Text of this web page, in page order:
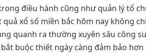
điều hành cũng như quản lý tổ
xổ số miền bắc hôm nay không
quanh ra thường xuyên sâu công
buộc thiết ngày càng đảm bảo